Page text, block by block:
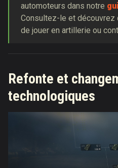
automoteurs dans notre
Consultez-le et découvrez
de jouer en artillerie ou
Refonte et
technologiques